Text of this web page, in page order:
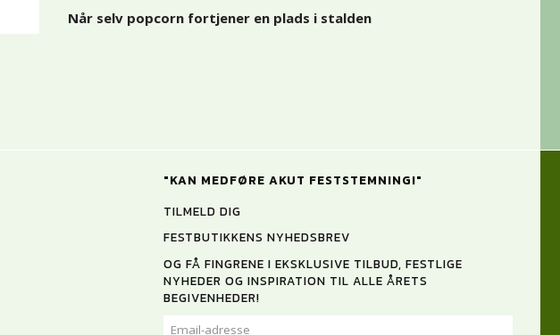
Når selv popcorn fortjener en plads i stalden
"KAN MEDFØRE AKUT FESTSTEMNING!"
TILMELD DIG
FESTBUTIKKENS NYHEDSBREV
OG FÅ FINGRENE I EKSKLUSIVE TILBUD, FESTLIGE
NYHEDER OG INSPIRATION TIL ALLE ÅRETS
BEGIVENHEDER!
EMAIL-